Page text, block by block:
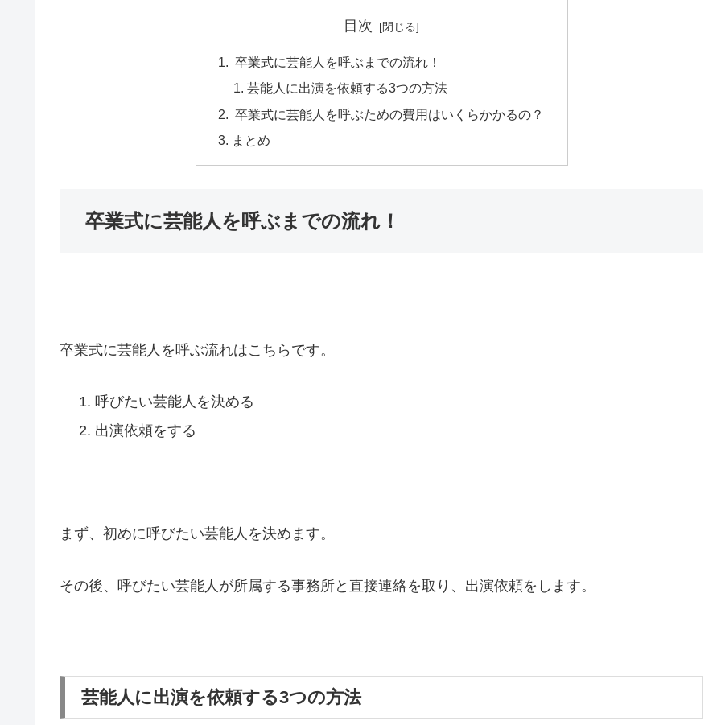
目次
卒業式に芸能人を呼ぶまでの流れ！
芸能人に出演を依頼する3つの方法
卒業式に芸能人を呼ぶための費用はいくらかかるの？
まとめ
卒業式に芸能人を呼ぶまでの流れ！
卒業式に芸能人を呼ぶ流れはこちらです。
呼びたい芸能人を決める
出演依頼をする
まず、初めに呼びたい芸能人を決めます。
その後、呼びたい芸能人が所属する事務所と直接連絡を取り、出演依頼をします。
芸能人に出演を依頼する3つの方法